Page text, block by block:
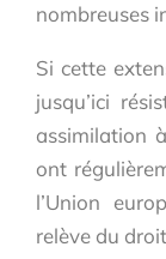
nombreuses
Si cette
jusqu’ici
assimilation
ont
l’Union
relève du